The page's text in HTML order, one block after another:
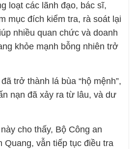
loạt các lãnh đạo, bác sĩ,
mục đích kiểm tra, rà soát lại
nhiều quan chức và doanh
khỏe mạnh bỗng nhiên trở
trở thành lá bùa “hộ mệnh”,
nạn đã xảy ra từ lâu, và dư
cho thấy, Bộ Công an
vẫn tiếp tục điều tra